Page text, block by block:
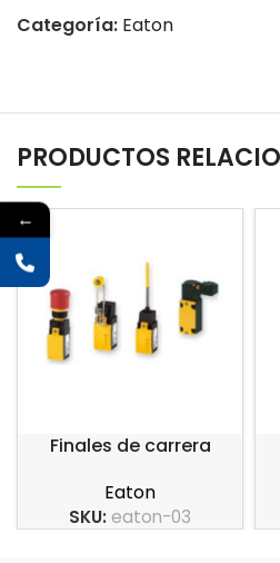
Categoría: Eaton
PRODUCTOS
Finales de carrera
serie LS-Titan
Eaton
SKU: eaton-03
←